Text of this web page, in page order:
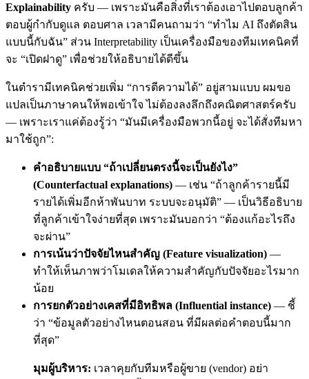
Explainability ครับ — เพราะมันคือสิ่งที่เราต้องเอาไปตอบลูกค้า
ตอบผู้กำกับดูแล ตอบศาล เวลามีคนถามว่า “ทำไม AI ถึงตัดสิน
แบบนี้กับฉัน” ส่วน Interpretability เป็นเครื่องมือของทีมเทคนิคที่
จะ “เปิดฝาดู” เพื่อช่วยให้อธิบายได้ดีขึ้น
ในตำรามีเทคนิคช่วยเพิ่ม “การตีความได้” อยู่สามแบบ ผมขอ
แปลเป็นภาษาคนให้พอเข้าใจ ไม่ต้องลงลึกถึงคณิตศาสตร์ครับ
— เพราะเราแค่ต้องรู้ว่า “มันมีเครื่องมือพวกนี้อยู่ จะได้สั่งทีมหา
มาใช้ถูก”:
คำอธิบายแบบ “ถ้าเปลี่ยนตรงนี้จะเป็นยังไง”
(Counterfactual explanations) — เช่น “ถ้าลูกค้ารายนี้มี
รายได้เพิ่มอีกห้าพันบาท ระบบจะอนุมัติ” — เป็นวิธีอธิบาย
ที่ลูกค้าเข้าใจง่ายที่สุด เพราะมันบอกว่า “ต้องแก้อะไรถึง
จะผ่าน”
การเน้นว่าปัจจัยไหนสำคัญ (Feature visualization) —
ทำให้เห็นภาพว่าโมเดลให้ความสำคัญกับปัจจัยอะไรมาก
น้อย
การยกตัวอย่างเคสที่มีอิทธิพล (Influential instance) — ชี้
ว่า “ข้อมูลตัวอย่างไหนตอนสอน ที่มีผลต่อคำตอบนี้มาก
ที่สุด”
มุมผู้บริหาร: เวลาคุยกับทีมหรือผู้ขาย (vendor) อย่า